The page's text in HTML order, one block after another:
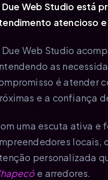
Due Web Studio está
atencioso
Due Web Studio
as
é atender
e a confiança
uma escuta ativa e
locais,
personalizada
e arredores.